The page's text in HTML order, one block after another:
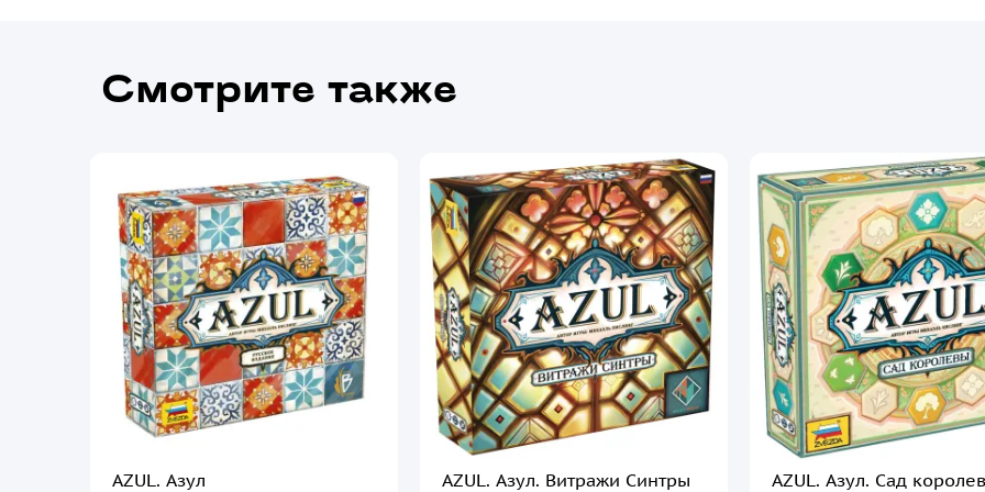
Смотрите также
AZUL. Азул AZUL. Азул. Витражи Синтры AZUL. Азул. Сад